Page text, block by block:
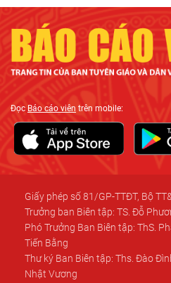
ĐọcBáo cáo viên trên mobile:
Giấy phép số 81/GP-TTĐT, Bộ
Trưởng ban Biên tập: TS. Đỗ
Phó Trưởng Ban Biên tập: ThS.
Tiến Bằng
Thư ký Ban Biên tập: Ths. Đào
Nhật Vương